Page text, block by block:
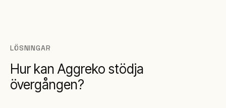
LÖSNINGAR
Hur kan Aggreko stödja
övergången?